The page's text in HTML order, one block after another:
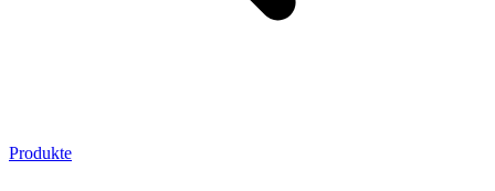
Produkte